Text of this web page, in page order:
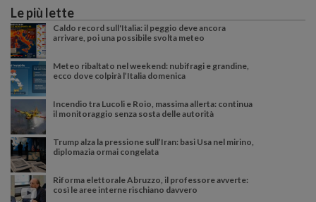
Le più lette
Caldo record sull'Italia: il peggio deve ancora
arrivare, poi una possibile svolta meteo
Meteo ribaltato nel weekend: nubifragi e grandine,
ecco dove colpirà l’Italia domenica
Incendio tra Lucoli e Roio, massima allerta: continua
il monitoraggio senza sosta delle autorità
Trump alza la pressione sull’Iran: basi Usa nel mirino,
diplomazia ormai congelata
Riforma elettorale Abruzzo, il professore avverte:
così le aree interne rischiano davvero